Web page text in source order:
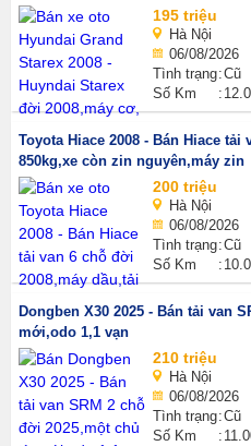
195 triệu
Hà Nội
06/08/2026
Tình trạng Cũ
Số Km
Toyota Hiace 2008 - Bán Hiace
850kg,xe còn zin nguyên,máy zin
200 triệu
Hà Nội
06/08/2026
Tình trạng Cũ
Số Km
Dongben X30 2025 - Bán tải van
mới,odo 1,1 vạn
210 triệu
Hà Nội
06/08/2026
Tình trạng Cũ
Số Km